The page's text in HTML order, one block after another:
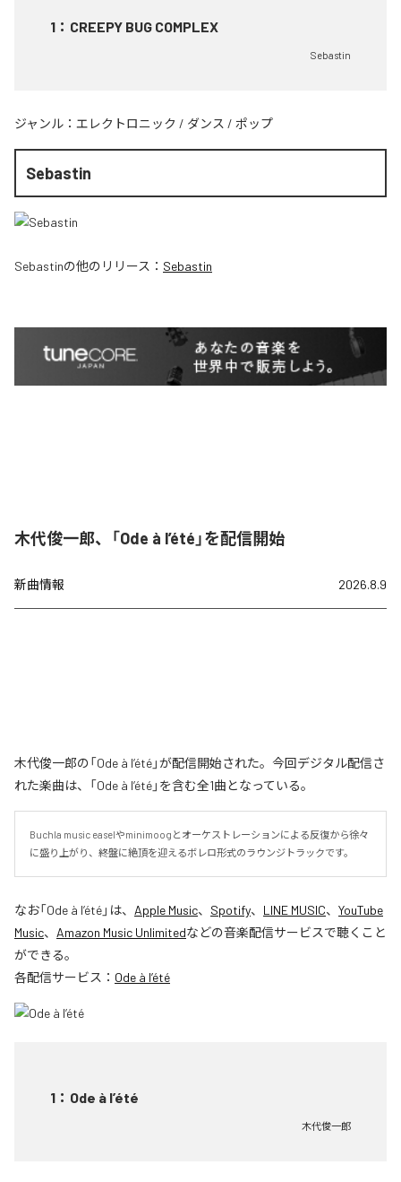
1 ： CREEPY BUG COMPLEX
Sebastin
ジャンル： エレクトロニック / ダンス / ポップ
Sebastin
Sebastinの他のリリース： Sebastin
木代俊一郎、「Ode à l’été」を配信開始
新曲情報 2026.8.9
木代俊一郎の「Ode à l’été」が配信開始された。今回デジタル配信さ
れた楽曲は、「Ode à l’été」を含む全1曲となっている。
Buchla music easelやminimoogとオーケストレーションによる反復から徐々
に盛り上がり、終盤に絶頂を迎えるボレロ形式のラウンジトラックです。
なお「Ode à l’été」は、 Apple Music、 Spotify、 LINE MUSIC、 YouTube
Music、 Amazon Music Unlimitedなどの音楽配信サービスで聴くこと
ができる。
各配信サービス： Ode à l’été
1 ： Ode à l’été
木代俊一郎